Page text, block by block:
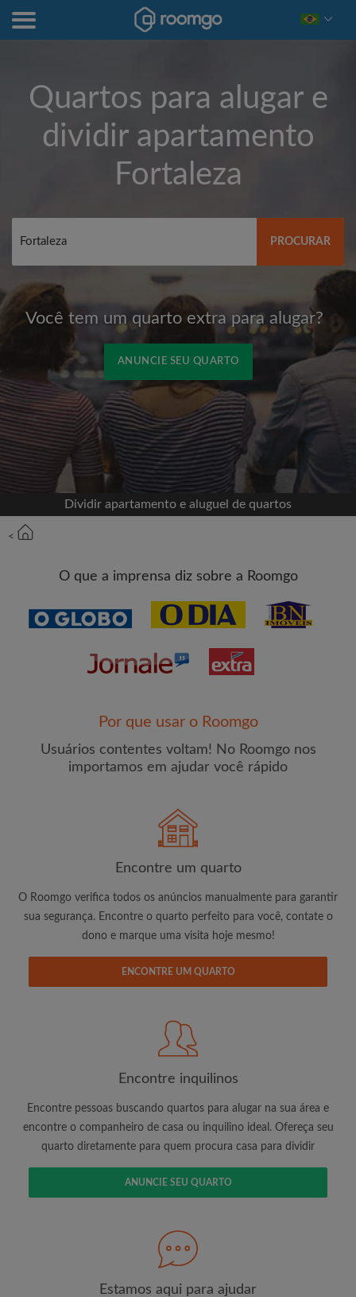
Quartos para alugar e
dividir apartamento
Fortaleza
PROCURAR
Você tem um quarto extra para alugar?
ANUNCIE SEU QUARTO
Cadastrar-se com o Facebook
Jamais publicaremos na sua linha do tempo sem
sua permissão
OU
Li, entendi e concordo com os Termos e Condições de
uso e com a Política de Privadicade
É 100% grátis!
Crie uma conta e comece a procurar
Envie mensagens ilimitadas para todos os
Solicite ilimitadas visitas aos quartos
Compartilhe seu perfil para aumentar suas
changes de encontrar um quarto
Dividir apartamento e aluguel de quartos
<
O que a imprensa diz sobre a Roomgo
Por que usar o Roomgo
Usuários contentes voltam! No Roomgo nos
importamos em ajudar você rápido
Encontre um quarto
O Roomgo verifica todos os anúncios manualmente para garantir
sua segurança. Encontre o quarto perfeito para você, contate o
dono e marque uma visita hoje mesmo!
ENCONTRE UM QUARTO
Encontre inquilinos
Encontre pessoas buscando quartos para alugar na sua área e
encontre o companheiro de casa ou inquilino ideal. Ofereça seu
quarto diretamente para quem procura casa para dividir
ANUNCIE SEU QUARTO
Estamos aqui para ajudar